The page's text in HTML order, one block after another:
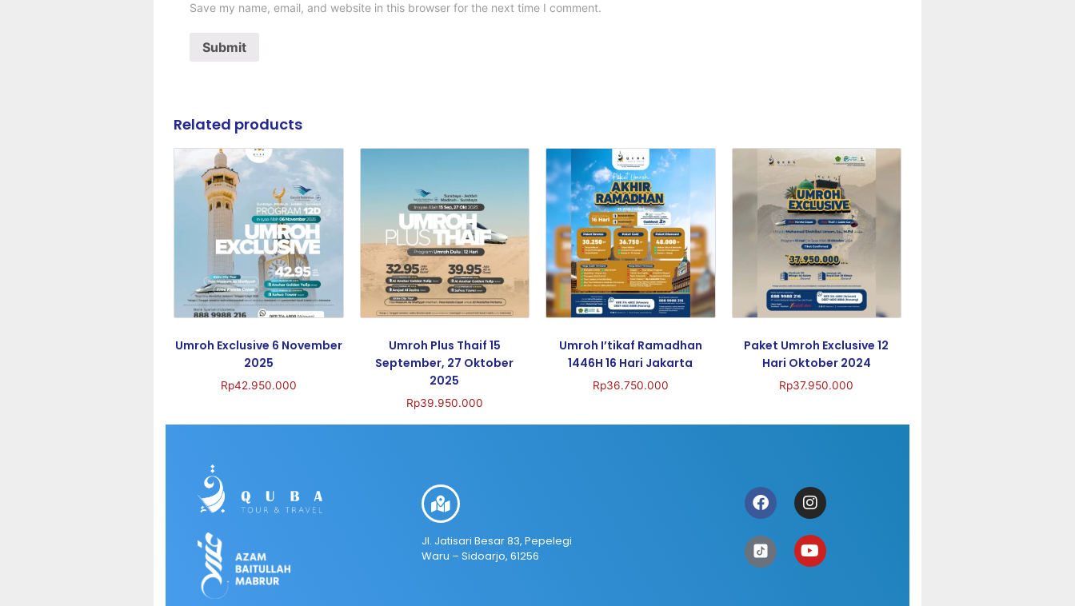
Save my name, email, and website in this browser for the next time I comment.
Related products
Umroh Exclusive 6 November
2025
Rp42.950.000
Umroh Plus Thaif 15
September, 27 Oktober
2025
Rp39.950.000
Umroh I’tikaf Ramadhan
1446H 16 Hari Jakarta
Rp36.750.000
Paket Umroh Exclusive 12
Hari Oktober 2024
Rp37.950.000
Jl. Jatisari Besar 83, Pepelegi
Waru – Sidoarjo, 61256